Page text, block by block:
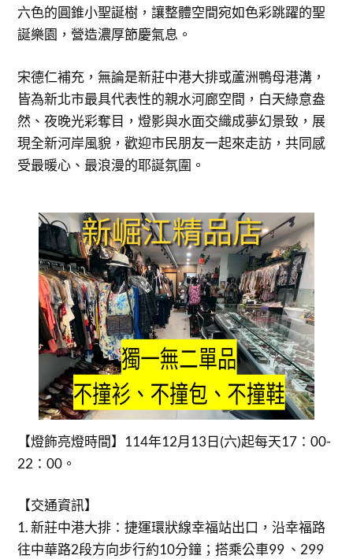
六色的圓錐小聖誕樹，讓整體空間宛如色彩跳躍的聖
誕樂園，營造濃厚節慶氣息。
宋德仁補充，無論是新莊中港大排或蘆洲鴨母港溝，
皆為新北市最具代表性的親水河廊空間，白天綠意盎
然、夜晚光彩奪目，燈影與水面交織成夢幻景致，展
現全新河岸風貌，歡迎市民朋友一起來走訪，共同感
受最暖心、最浪漫的耶誕氛圍。
【燈飾亮燈時間】114年12月13日(六)起每天17：00-
22：00。
【交通資訊】
1. 新莊中港大排：捷運環狀線幸福站出口，沿幸福路
往中華路2段方向步行約10分鐘；搭乘公車99 、299